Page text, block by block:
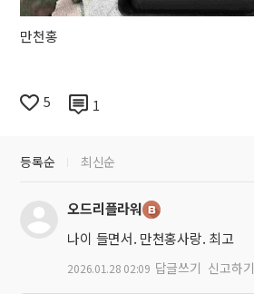
만천홍
5 1
등록순 최신순
오드리플라워
나이 들면서. 만천홍사랑. 최고
2026.01.28 02:09 답글쓰기 신고하기